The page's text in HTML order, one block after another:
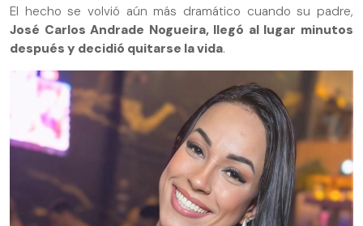
El hecho se volvió aún más dramático cuando su padre,
José Carlos Andrade Nogueira, llegó al lugar minutos
después y decidió quitarse la vida.